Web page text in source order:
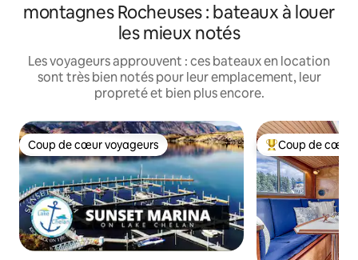
montagnes Rocheuses : bateaux à louer
les mieux notés
Les voyageurs approuvent : ces bateaux en location
sont très bien notés pour leur emplacement, leur
propreté et bien plus encore.
Coup de cœur voyageurs
Coup de cœur voyageurs Coups de cœur
Coup de cœur